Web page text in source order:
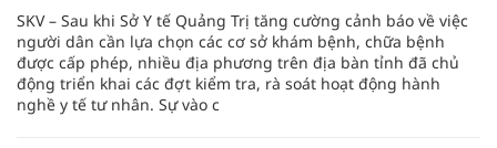
SKV – Sau khi Sở Y tế Quảng Trị tăng cường cảnh báo về việc
người dân cần lựa chọn các cơ sở khám bệnh, chữa bệnh
được cấp phép, nhiều địa phương trên địa bàn tỉnh đã chủ
động triển khai các đợt kiểm tra, rà soát hoạt động hành
nghề y tế tư nhân. Sự vào c